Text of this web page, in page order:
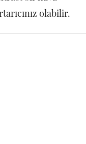
olabilir.